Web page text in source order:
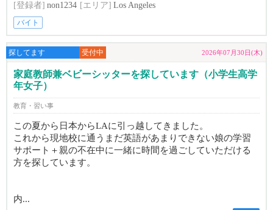
[登録者] non1234 [エリア] Los Angeles
バイト
探してます 受付中 2026年07月30日(木)
家庭教師兼ベビーシッターを探しています（小学生高学
年女子）
教育・習い事
この夏から日本からLAに引っ越してきました。
これから現地校に通うまだ英語があまりできない娘の学習
サポート＋親の不在中に一緒に時間を過ごしていただける
方を探しています。
内...